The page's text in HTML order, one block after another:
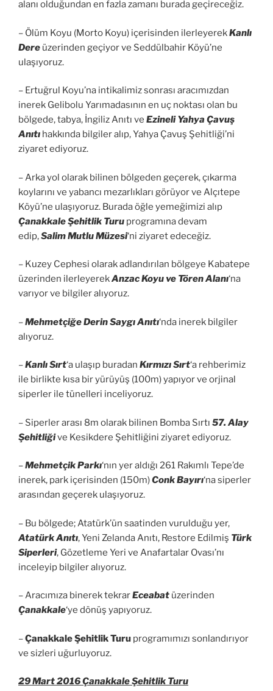
alanı olduğundan en fazla zamanı burada geçireceğiz.
– Ölüm Koyu (Morto Koyu) içerisinden ilerleyerekKanlı
Dere üzerinden geçiyor ve Seddülbahir Köyü’ne
ulaşıyoruz.
– Ertuğrul Koyu’na intikalimiz sonrası aracımızdan
inerek Gelibolu Yarımadasının en uç noktası olan bu
bölgede, tabya, İngiliz Anıtı ve Ezineli Yahya Çavuş
Anıtı hakkında bilgiler alıp, Yahya Çavuş Şehitliği’ni
ziyaret ediyoruz.
– Arka yol olarak bilinen bölgeden geçerek, çıkarma
koylarını ve yabancı mezarlıkları görüyor ve Alçıtepe
Köyü’ne ulaşıyoruz. Burada öğle yemeğimizi alıp
Çanakkale Şehitlik Turu programına devam
edip,Salim Mutlu Müzesi‘ni ziyaret edeceğiz.
– Kuzey Cephesi olarak adlandırılan bölgeye Kabatepe
üzerinden ilerleyerekAnzac Koyu ve Tören Alanı‘na
varıyor ve bilgiler alıyoruz.
–Mehmetçiğe Derin Saygı Anıtı‘nda inerek bilgiler
alıyoruz.
–Kanlı Sırt‘a ulaşıp buradan Kırmızı Sırt‘a rehberimiz
ile birlikte kısa bir yürüyüş (100m) yapıyor ve orjinal
siperler ile tünelleri inceliyoruz.
– Siperler arası 8m olarak bilinen Bomba Sırtı 57. Alay
Şehitliğive Kesikdere Şehitliğini ziyaret ediyoruz.
–Mehmetçik Parkı‘nın yer aldığı 261 Rakımlı Tepe’de
inerek, park içerisinden (150m)Conk Bayırı‘na siperler
arasından geçerek ulaşıyoruz.
– Bu bölgede; Atatürk’ün saatinden vurulduğu yer,
Atatürk Anıtı, Yeni Zelanda Anıtı, Restore Edilmiş Türk
Siperleri, Gözetleme Yeri ve Anafartalar Ovası’nı
inceleyip bilgiler alıyoruz.
– Aracımıza binerek tekrarEceabat üzerinden
Çanakkale‘ye dönüş yapıyoruz.
–Çanakkale Şehitlik Turu programımızı sonlandırıyor
ve sizleri uğurluyoruz.
29 Mart 2016 Çanakkale Şehitlik Turu